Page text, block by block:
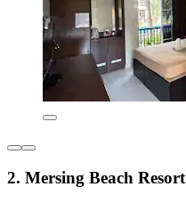
2. Mersing Beach Resort